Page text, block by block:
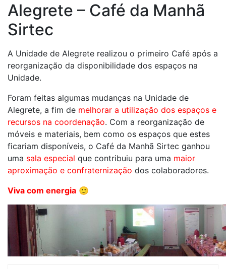
Alegrete – Café da Manhã
Sirtec
A Unidade de Alegrete realizou o primeiro Café após a
reorganização da disponibilidade dos espaços na
Unidade.
Foram feitas algumas mudanças na Unidade de
Alegrete, a fim de melhorar a utilização dos espaços e
recursos na coordenação. Com a reorganização de
móveis e materiais, bem como os espaços que estes
ficariam disponíveis, o Café da Manhã Sirtec ganhou
uma sala especial que contribuiu para uma maior
aproximação e confraternização dos colaboradores.
Viva com energia 🙂